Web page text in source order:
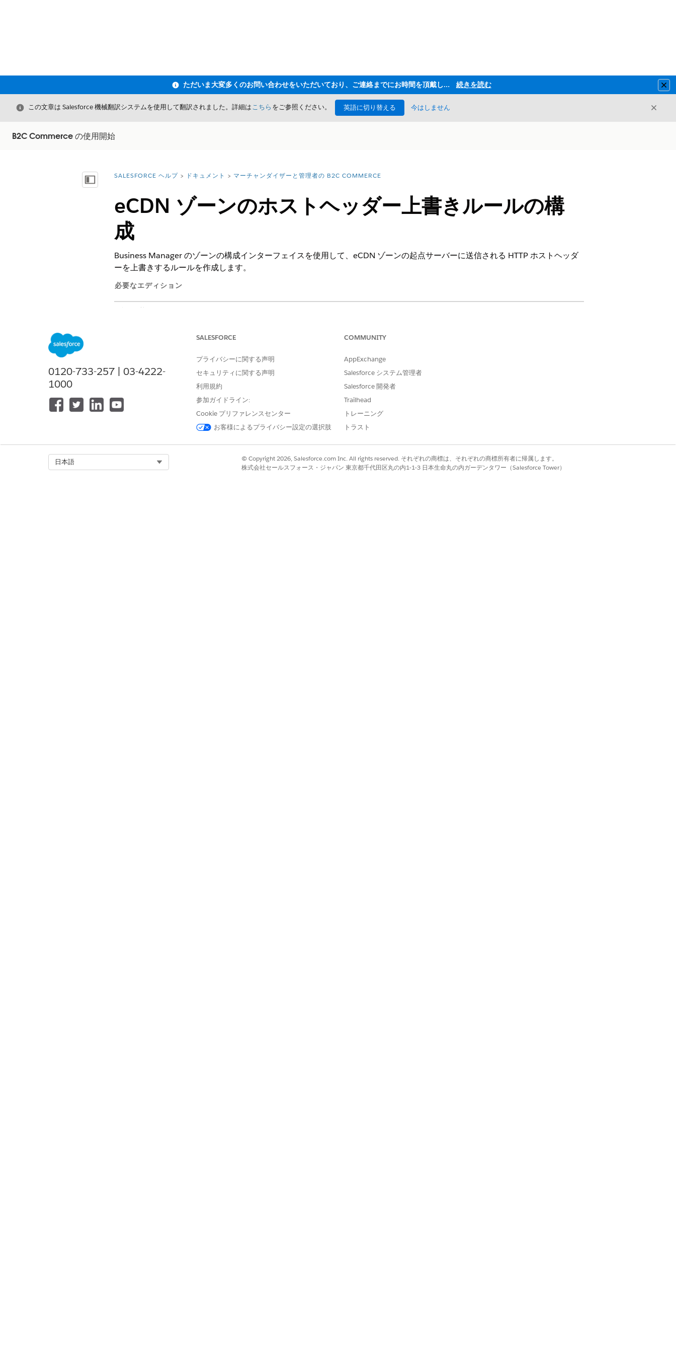
ただいま大変多くのお問い合わせをいただいており、ご連絡までにお時間を頂戴しております 続きを読む
閉じる
この文章は Salesforce 機械翻訳システムを使用して翻訳されました。詳細はこちら をご参照ください。 英語に切り替える 今はしません 閉じる
B2C Commerce の使用開始
目次を表示詳細情報:
SALESFORCE ヘルプ ドキュメント マーチャンダイザーと管理者の B2C COMMERCE
eCDN ゾーンのホストヘッダー上書きルールの構
成
Business Manager のゾーンの構成インターフェイスを使用して、eCDN ゾーンの起点サーバーに送信される HTTP ホストヘッダ
ーを上書きするルールを作成します。
必要なエディション
使用可能なソリューション:
バックグラウンド ワークフローとレガシー ワークフローの詳細については、
してください。
Business Manager でアプリケーションランチャーをクリックし、 管理|サイト|埋め込み CDN 設定
構成するゾーンを見つけ、ドロップダウンメニューから
「ゾーンの構成」を選択します。
「ホスト・ヘッダー・オーバーライド・ルール」タブを選択します。
[Host Header Override Rules] タブ
0120-733-257 | 03-4222-
1000
SALESFORCE
プライバシーに関する声明
セキュリティに関する声明
利用規約
参加ガイドライン:
Cookie プリファレンスセンター
お客様によるプライバシー設定の選択肢
COMMUNITY
AppExchange
Salesforce システム管理者
Salesforce 開発者
Trailhead
トレーニング
トラスト
日本語
© Copyright 2026, Salesforce.com Inc. All rights reserved. それぞれの商標は、それぞれの商標所有者に帰属します。
株式会社セールスフォース・ジャパン 東京都千代田区丸の内1-1-3 日本生命丸の内ガーデンタワー（Salesforce Tower）